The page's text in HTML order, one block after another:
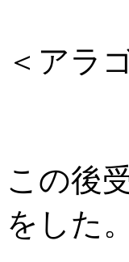
＜アラ
この後
をした。